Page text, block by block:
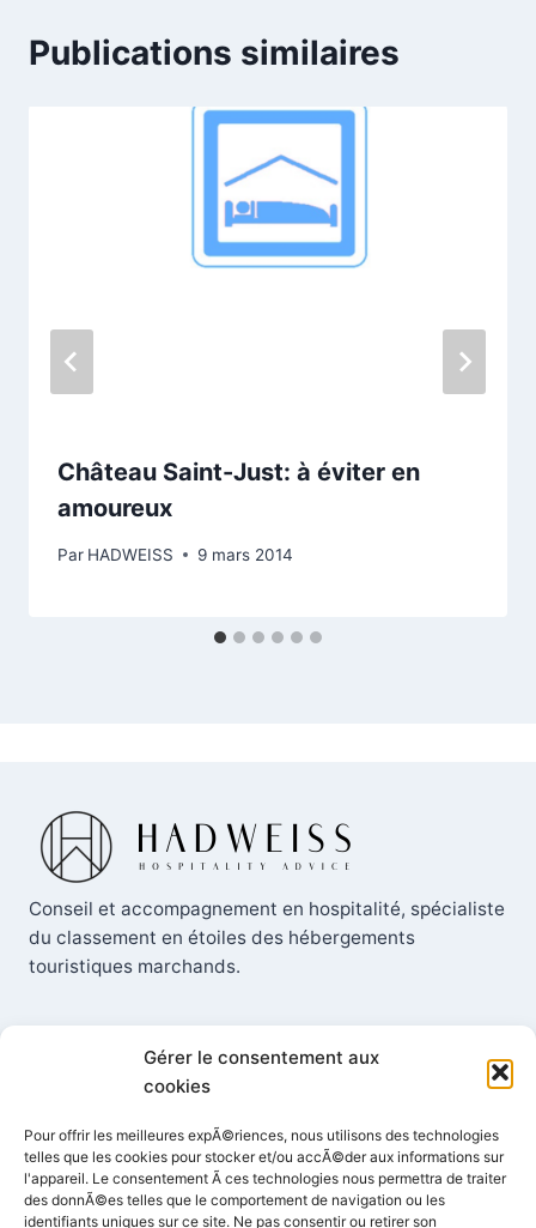
Gérer le consentement aux
cookies
Pour offrir les meilleures expÃ©riences, nous utilisons des technologies
telles que les cookies pour stocker et/ou accÃ©der aux informations sur
l'appareil. Le consentement Ã ces technologies nous permettra de traiter
des donnÃ©es telles que le comportement de navigation ou les
identifiants uniques sur ce site. Ne pas consentir ou retirer son
Publications similaires
Château Saint-Just: à éviter en
amoureux
Par HADWEISS 9 mars 2014
Conseil et accompagnement en hospitalité, spécialiste
du classement en étoiles des hébergements
touristiques marchands.
+33 (0) 6 73 60 41 54